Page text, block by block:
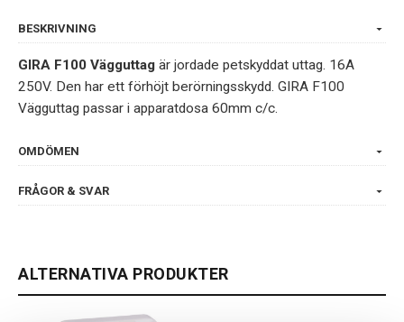
BESKRIVNING
GIRA F100 Vägguttag är jordade petskyddat uttag. 16A
250V. Den har ett förhöjt berörningsskydd. GIRA F100
Vägguttag passar i apparatdosa 60mm c/c.
OMDÖMEN
FRÅGOR & SVAR
ALTERNATIVA PRODUKTER